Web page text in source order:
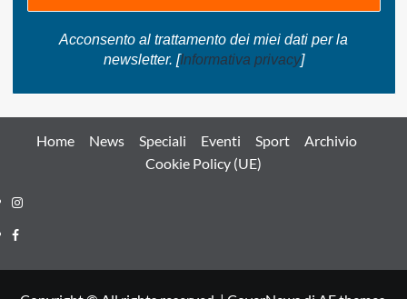
Acconsento al trattamento dei miei dati per la
newsletter. [Informativa privacy]
Home News Speciali Eventi Sport
Archivio
Cookie Policy (UE)
Instagram
Facebook